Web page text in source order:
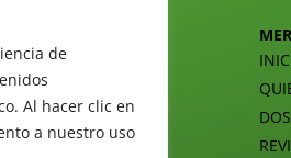
de
Al hacer clic en
a nuestro uso